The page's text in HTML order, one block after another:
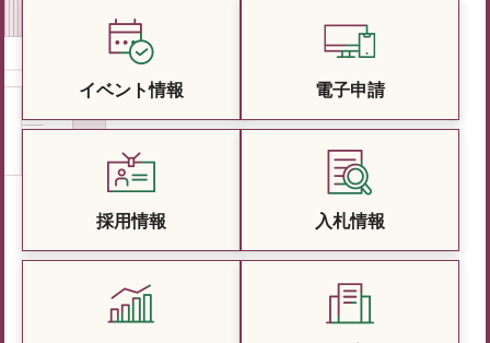
イベント情報 電子申請
採用情報 入札情報